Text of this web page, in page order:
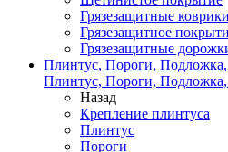
Грязезащитные коврики
Грязезащитное
Грязезащитные
Плинтус, Пороги,
Плинтус, Пороги,
Назад
Крепление плинтуса
Плинтус
Пороги